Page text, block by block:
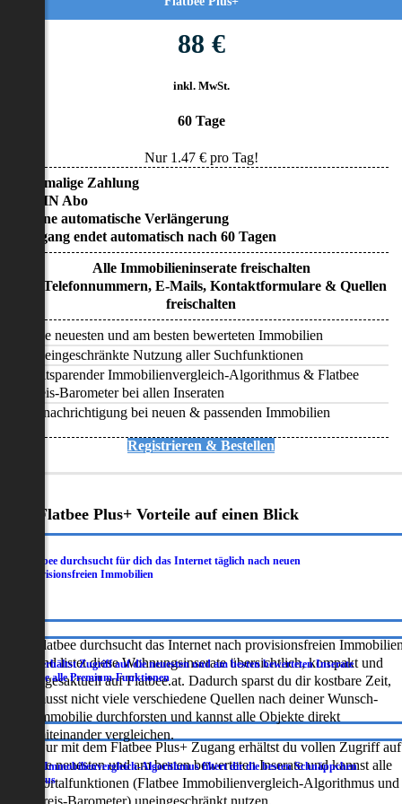
88 €
inkl. MwSt.
60 Tage
Nur 1.47€ pro Tag!
• Einmalige Zahlung
• KEIN Abo
• Keine automatische Verlängerung
• Zugang endet automatisch nach 60 Tagen
Alle Immobilieninserate freischalten
Alle Telefonnummern, E-Mails, Kontaktformulare & Quellen
freischalten
Alle neuesten und am besten bewerteten Immobilien
Uneingeschränkte Nutzung aller Suchfunktionen
Zeitsparender Immobilienvergleich-Algorithmus & Flatbee
Preis-Barometer bei allen Inseraten
Benachrichtigung bei neuen & passenden Immobilien
Registrieren & Bestellen
Flatbee Plus+ Vorteile auf einen Blick
Flatbee durchsucht für dich das Internet täglich nach neuen
provisionsfreien Immobilien
Flatbee durchsucht das Internet nach provisionsfreien
und listet diese Wohnungsinserate übersichtlich, kompakt und
tagesaktuell auf Flatbee.at. Dadurch sparst du dir kostbare Zeit,
musst nicht viele verschiedene Quellen nach deiner Wunsch-
Immobilie durchforsten und kannst alle Objekte direkt
miteinander vergleichen.
Du erhältst Zugriff auf die neuesten und am besten bewerteten Inserate
sowie alle Premium-Funktionen
Nur mit dem Flatbee Plus+ Zugang erhältst du vollen Zugriff auf
die neuesten und am besten bewerteten Inserate und kannst alle
Portalfunktionen (Flatbee Immobilienvergleich-Algorithmus und
Der Immobilienvergleich-Algorithmus filtert dir die besten Schnäppchen
heraus